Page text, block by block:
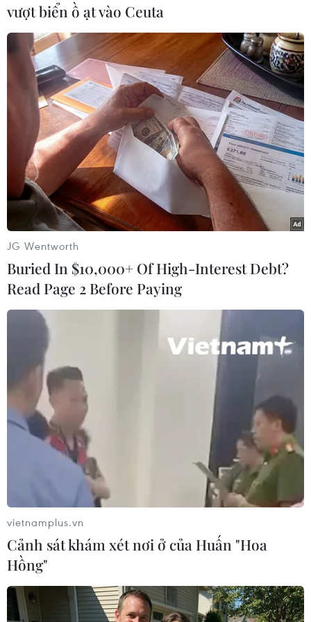
vụ tấn công ở khu vực này, cao nhất từ năm
2008./.
(TTXVN)
#Hàng hải
#An ninh
Mali Somalia
Theo dõi VietnamPlus
TIN LIÊN QUAN
vượt biển ồ ạt vào Ceuta
JG Wentworth
Buried In $10,000+ Of High-Interest Debt?
Read Page 2 Before Paying
vietnamplus.vn
Cảnh sát khám xét nơi ở của Huấn "Hoa
Hồng"